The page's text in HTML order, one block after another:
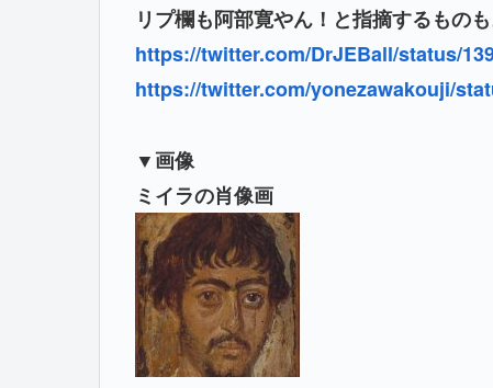
リプ欄も阿部寛やん！と指摘するものも
https://twitter.com/DrJEBall/status/
https://twitter.com/yonezawakouji/
▼画像
ミイラの肖像画